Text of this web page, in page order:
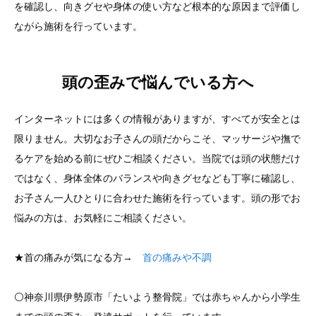
を確認し、向きグセや身体の使い方など根本的な原因まで評価し
ながら施術を行っています。
頭の歪みで悩んでいる方へ
インターネットには多くの情報がありますが、すべてが安全とは
限りません。大切なお子さんの頭だからこそ、マッサージや撫で
るケアを始める前にぜひご相談ください。当院では頭の状態だけ
ではなく、身体全体のバランスや向きグセなども丁寧に確認し、
お子さん一人ひとりに合わせた施術を行っています。頭の形でお
悩みの方は、お気軽にご相談ください。
★首の痛みが気になる方→ 首の痛みや不調
⚪️神奈川県伊勢原市「たいよう整骨院」では赤ちゃんから小学生